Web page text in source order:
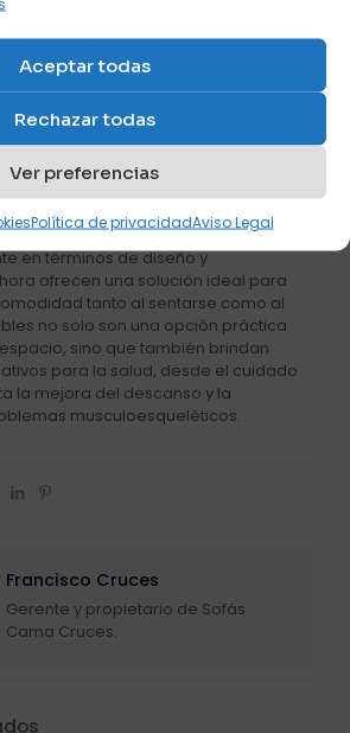
Aceptar todas
Rechazar todas
Ver preferencias
Política de privacidadAviso Legal
asiento firme que ayude a mantener
al sentarse.
: Elige un nivel de firmeza que se
y necesidades físicas,
si prefieres una superficie más
firme para dormir
han evolucionado
en términos de diseño y
ofrecen una solución ideal para
tanto al sentarse como al
no solo son una opción práctica
sino que también brindan
para la salud, desde el cuidado
la mejora del descanso y la
musculoesqueléticos.
Francisco Cruces
Gerente y propietario de Sofás
Cama Cruces.